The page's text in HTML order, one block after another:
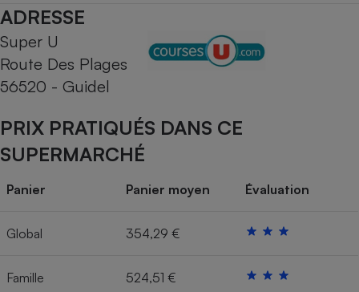
ADRESSE
Super U
Route Des Plages
56520 - Guidel
PRIX PRATIQUÉS DANS CE
SUPERMARCHÉ
Panier Panier moyen Évaluation
Global 354,29 €
Famille 524,51 €
Cafetière à expressos
Robot ménager